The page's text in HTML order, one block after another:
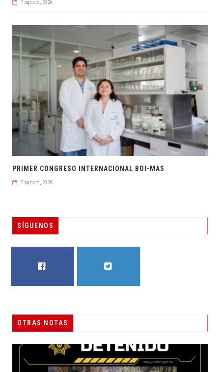
7 agosto, 2026
PRIMER CONGRESO INTERNACIONAL BOI-MAS
7 agosto, 2026
SÍGUENOS
OTRAS NOTAS